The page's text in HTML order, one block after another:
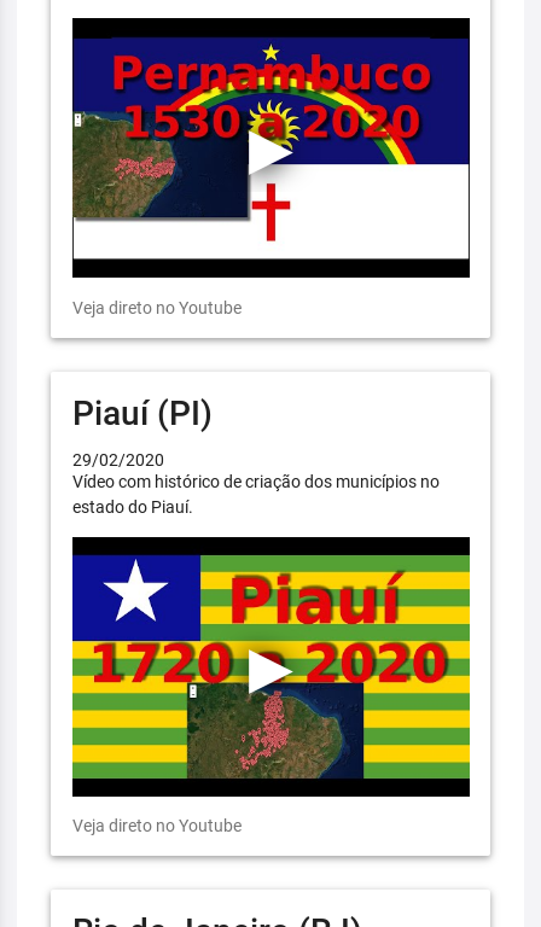
Veja direto no Youtube
Piauí (PI)
29/02/2020
Vídeo com histórico de criação dos municípios no
estado do Piauí.
Veja direto no Youtube